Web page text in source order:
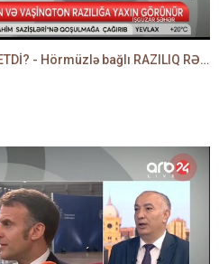
Tramp İranın ŞƏRTİNİ QƏBUL ETDİ? - Hörmüzlə bağlı RAZILIQ RƏSMƏN AÇIQLANIR -BAKİR HƏDƏNBƏYLİ danışır